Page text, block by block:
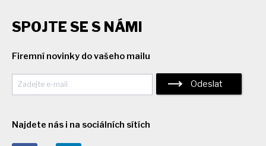
SPOJTE SE S NÁMI
Firemní novinky do vašeho mailu
Odeslat
Najdete nás i na sociálních sítích